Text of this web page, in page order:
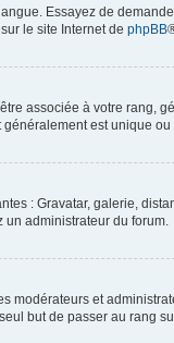
Essayez de
le site Internet de phpBB
associée à votre rang,
est unique
: Gravatar, galerie,
un administrateur du forum.
modérateurs et
but de passer au rang